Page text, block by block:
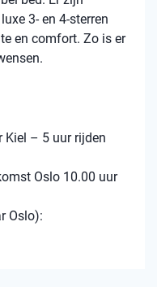
3- en 4-sterren
en comfort. Zo is er
Kiel – 5 uur rijden
Oslo 10.00 uur
Oslo):